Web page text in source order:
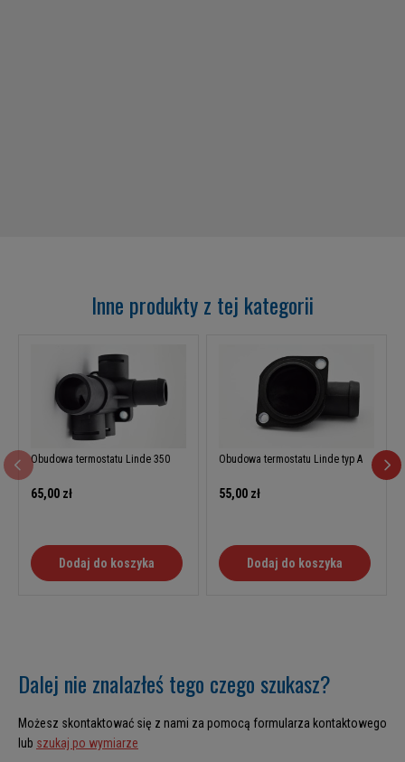
Inne produkty z tej kategorii
Obudowa termostatu Linde 350
65,00 zł
Dodaj do koszyka
Obudowa termostatu Linde typ A
55,00 zł
Dodaj do koszyka
Dalej nie znalazłeś tego czego szukasz?
Możesz skontaktować się z nami za pomocą formularza kontaktowego
lub szukaj po wymiarze